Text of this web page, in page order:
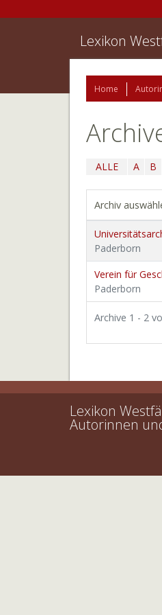
Lexikon
Home
ALLE A B
Archiv
Paderborn
Verein für
Paderborn
Archive 1 - 2
Lexikon
Autorinnen